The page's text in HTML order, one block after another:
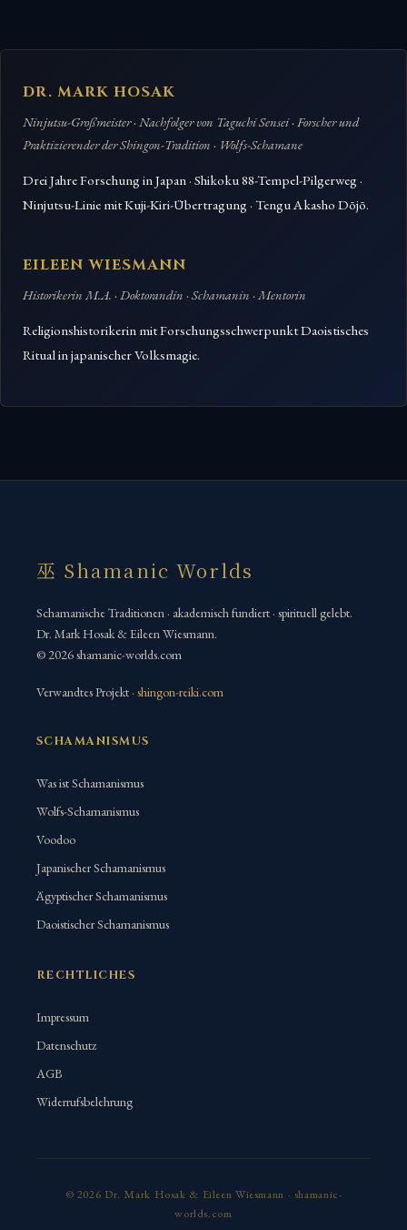
DR. MARK HOSAK
Ninjutsu-Großmeister · Nachfolger von Taguchi Sensei · Forscher und
Praktizierender der Shingon-Tradition · Wolfs-Schamane
Drei Jahre Forschung in Japan · Shikoku 88-Tempel-Pilgerweg ·
Ninjutsu-Linie mit Kuji-Kiri-Übertragung · Tengu Akasho Dōjō.
EILEEN WIESMANN
Historikerin M.A. · Doktorandin · Schamanin · Mentorin
Religionshistorikerin mit Forschungsschwerpunkt Daoistisches
Ritual in japanischer Volksmagie.
巫 Shamanic Worlds
Schamanische Traditionen · akademisch fundiert · spirituell gelebt.
Dr. Mark Hosak & Eileen Wiesmann.
© 2026 shamanic-worlds.com
Verwandtes Projekt · shingon-reiki.com
SCHAMANISMUS
Was ist Schamanismus
Wolfs-Schamanismus
Voodoo
Japanischer Schamanismus
Ägyptischer Schamanismus
Daoistischer Schamanismus
RECHTLICHES
Impressum
Datenschutz
AGB
Widerrufsbelehrung
© 2026 Dr. Mark Hosak & Eileen Wiesmann · shamanic-
worlds.com